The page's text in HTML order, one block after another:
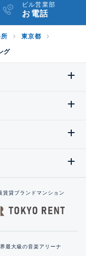
ビル営業部
お電話
東京都
グ
賃貸ブランドマンション
最大級の音楽アリーナ